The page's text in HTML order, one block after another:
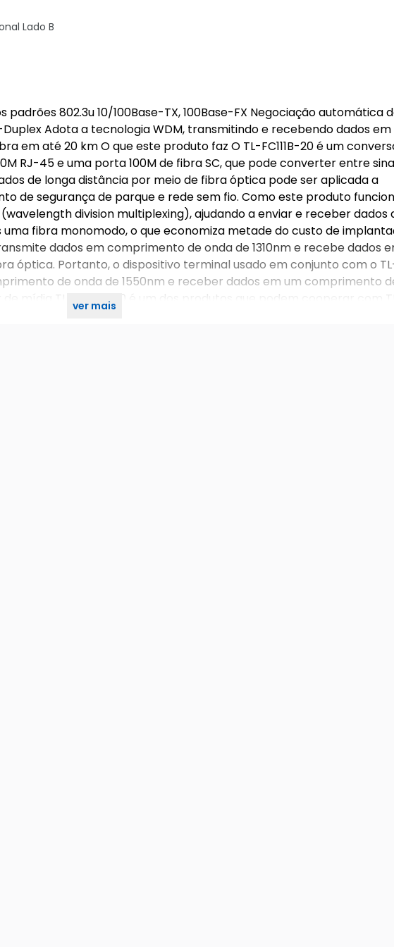
Lado B
802.3u 10/100Base-TX, 100Base-FX Negociação automática
Adota a tecnologia WDM, transmitindo e recebendo dados em
em até 20 km O que este produto faz O TL-FC111B-20 é um
RJ-45 e uma porta 100M de fibra SC, que pode converter entre
de longa distância por meio de fibra óptica pode ser aplicada a
de segurança de parque e rede sem fio. Como este produto
(wavelength division multiplexing), ajudando a enviar e receber dados
fibra monomodo, o que economiza metade do custo de
dados em comprimento de onda de 1310nm e recebe dados
óptica. Portanto, o dispositivo terminal usado em conjunto com o
de onda de 1550nm e receber dados em um comprimento
de mídia TL-FC111A-20 é um dos produtos que podem cooperar com
ver mais